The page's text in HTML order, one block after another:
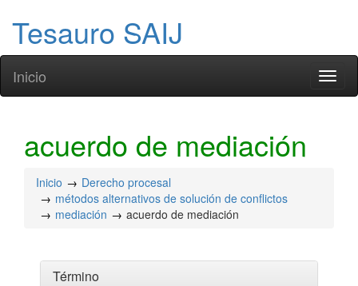
Tesauro SAIJ
Inicio
acuerdo de mediación
Inicio
Derecho procesal
métodos alternativos de solución de conflictos
mediación
acuerdo de mediación
Término